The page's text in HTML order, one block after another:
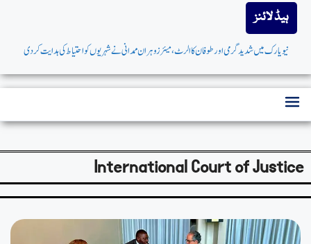
ہیڈ لائنز
نیویارک میں شدیدگرمی اورطوفان کاالرٹ،میئر زوہران ممدانی نےشہریوں کواحتیاط کی ہدایت کردی
International Court of Justice